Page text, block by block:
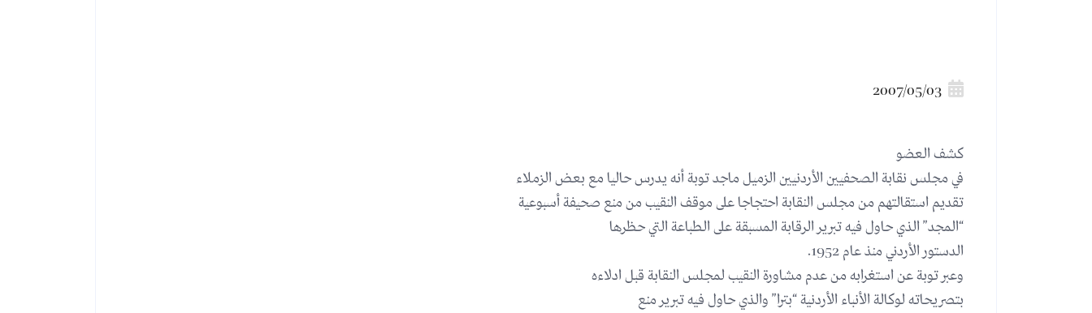
2007/05/03
كشف العضو
في مجلس نقابة الصحفيين الأردنيين الزميل ماجد توبة أنه يدرس حاليا مع بعض الزملاء
تقديم استقالتهم من مجلس النقابة احتجاجا على موقف النقيب من منع صحيفة أسبوعية
“المجد” الذي حاول فيه تبرير الرقابة المسبقة على الطباعة التي حظرها
الدستور الأردني منذ عام 1952.
وعبر توبة عن استغرابه من عدم مشاورة النقيب لمجلس النقابة قبل ادلاءه
بتصريحاته لوكالة الأنباء الأردنية “بترا” والذي حاول فيه تبرير منع